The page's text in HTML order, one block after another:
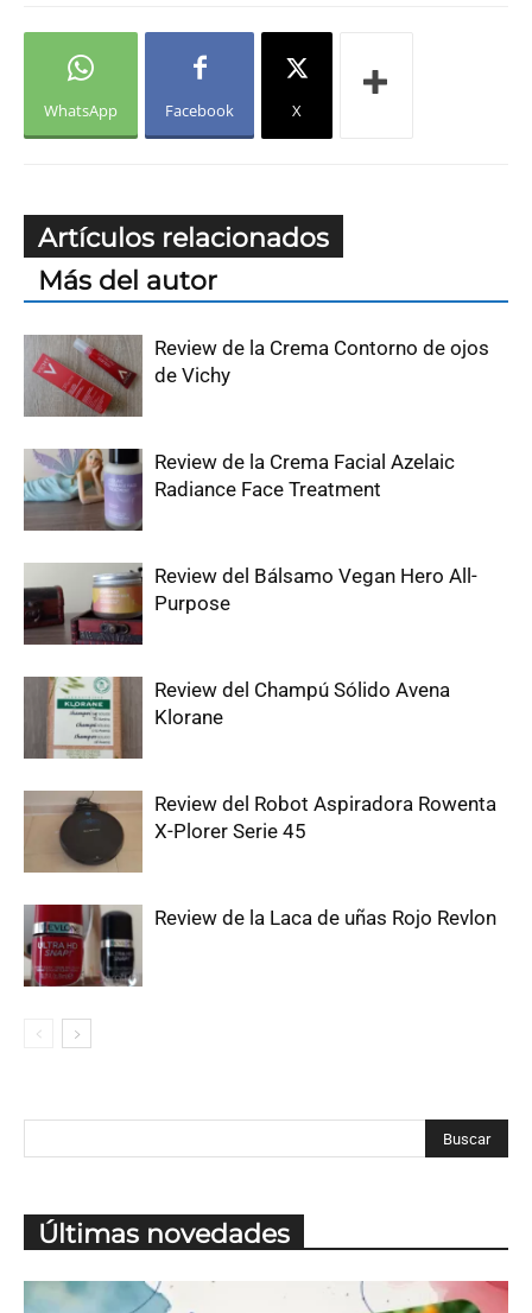
WhatsApp Facebook X
Artículos relacionados
Más del autor
Review de la Crema Contorno de ojos
de Vichy
Review de la Crema Facial Azelaic
Radiance Face Treatment
Review del Bálsamo Vegan Hero All-
Purpose
Review del Champú Sólido Avena
Klorane
Review del Robot Aspiradora Rowenta
X-Plorer Serie 45
Review de la Laca de uñas Rojo Revlon
Últimas novedades